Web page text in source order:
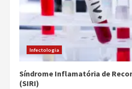
Infectologia
Síndrome Inflamatória de
(SIRI)